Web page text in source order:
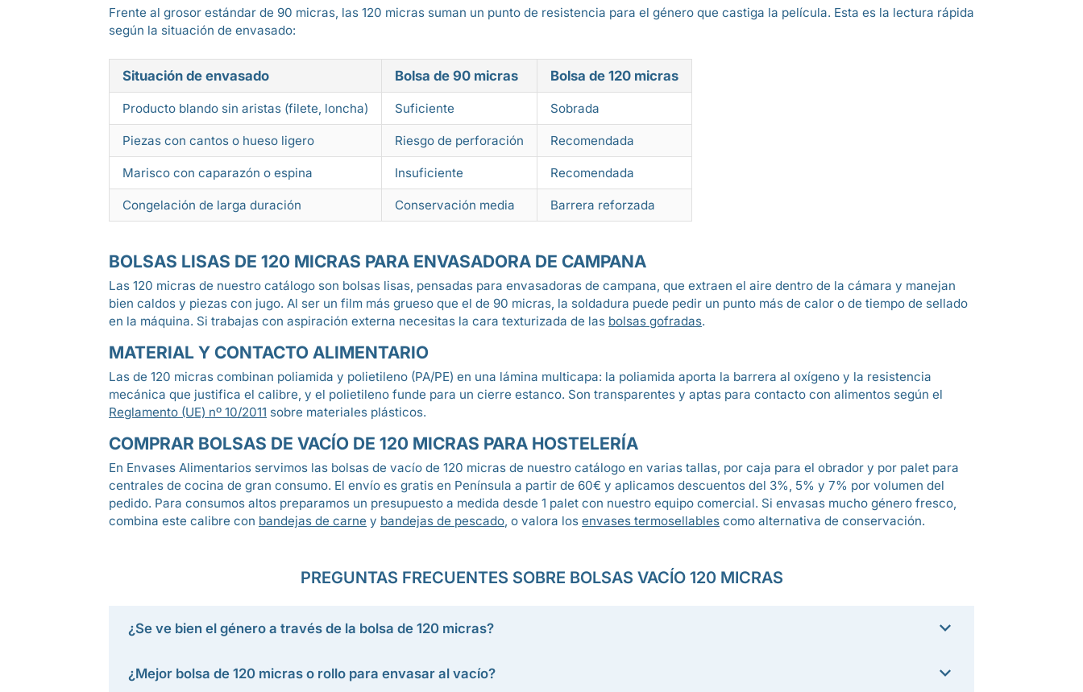
Frente al grosor estándar de 90 micras, las 120 micras suman un punto de resistencia para el género que castiga la película. Esta es la lectura rápida
según la situación de envasado:
Situación de envasado Bolsa de 90 micras Bolsa de 120 micras
Producto blando sin aristas (filete, loncha) Suficiente Sobrada
Piezas con cantos o hueso ligero Riesgo de perforación Recomendada
Marisco con caparazón o espina Insuficiente Recomendada
Congelación de larga duración Conservación media Barrera reforzada
BOLSAS LISAS DE 120 MICRAS PARA ENVASADORA DE CAMPANA
Las 120 micras de nuestro catálogo son bolsas lisas, pensadas para envasadoras de campana, que extraen el aire dentro de la cámara y manejan
bien caldos y piezas con jugo. Al ser un film más grueso que el de 90 micras, la soldadura puede pedir un punto más de calor o de tiempo de sellado
en la máquina. Si trabajas con aspiración externa necesitas la cara texturizada de las bolsas gofradas.
MATERIAL Y CONTACTO ALIMENTARIO
Las de 120 micras combinan poliamida y polietileno (PA/PE) en una lámina multicapa: la poliamida aporta la barrera al oxígeno y la resistencia
mecánica que justifica el calibre, y el polietileno funde para un cierre estanco. Son transparentes y aptas para contacto con alimentos según el
Reglamento (UE) nº 10/2011 sobre materiales plásticos.
COMPRAR BOLSAS DE VACÍO DE 120 MICRAS PARA HOSTELERÍA
En Envases Alimentarios servimos las bolsas de vacío de 120 micras de nuestro catálogo en varias tallas, por caja para el obrador y por palet para
centrales de cocina de gran consumo. El envío es gratis en Península a partir de 60€ y aplicamos descuentos del 3%, 5% y 7% por volumen del
pedido. Para consumos altos preparamos un presupuesto a medida desde 1 palet con nuestro equipo comercial. Si envasas mucho género fresco,
combina este calibre con bandejas de carne y bandejas de pescado, o valora los envases termosellables como alternativa de conservación.
PREGUNTAS FRECUENTES SOBRE BOLSAS VACÍO 120 MICRAS
¿Se ve bien el género a través de la bolsa de 120 micras?
¿Mejor bolsa de 120 micras o rollo para envasar al vacío?